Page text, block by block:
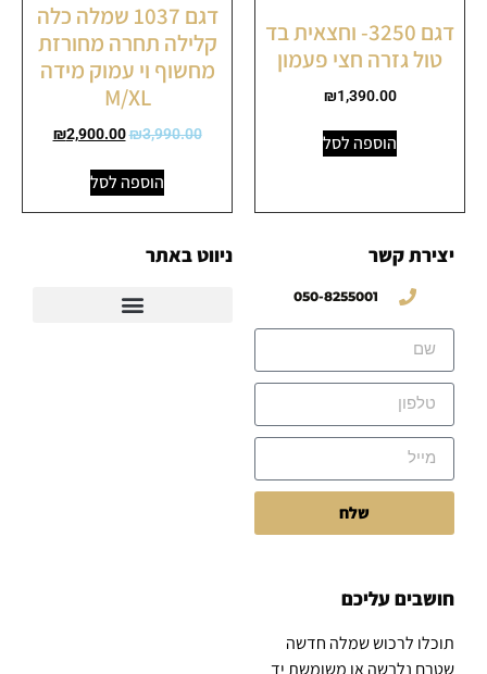
דגם 3250- וחצאית בד
טול גזרה חצי פעמון
₪1,390.00
הוספה לסל
דגם 1037 שמלה כלה
קלילה תחרה מחורזת
מחשוף וי עמוק מידה
M/XL
₪3,990.00
₪2,900.00
הוספה לסל
יצירת קשר
050-8255001
שלח
ניווט באתר
חושבים עליכם
תוכלו לרכוש שמלה חדשה
שטרם נלבשה או משומשת יד